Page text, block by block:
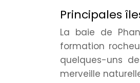
Principales
La baie de
formation
quelques-uns
merveille